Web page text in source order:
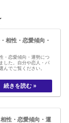
相性・恋愛傾向・
・恋愛傾向・運勢につ
した。自分や恋人・パ
んでご覧ください。
性・恋愛傾向・運